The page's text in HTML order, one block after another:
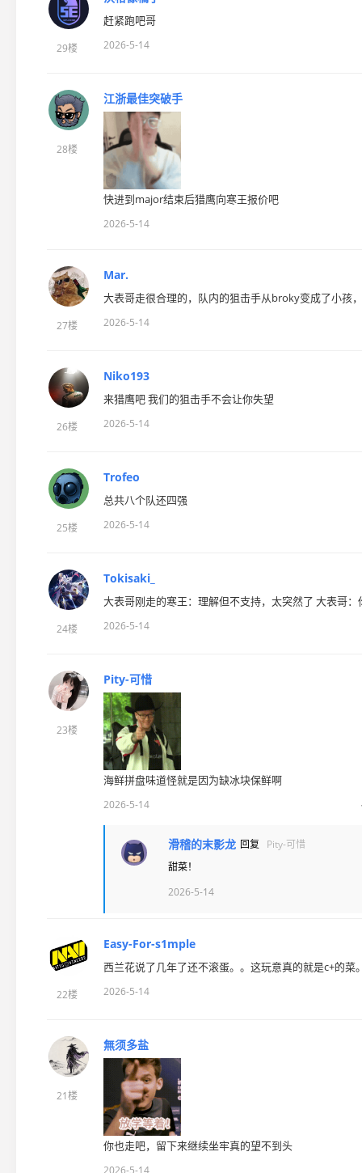
29楼
赶紧跑吧哥
2026-5-14
28楼
江浙最佳突破手
快进到major结束后猎鹰向寒王报价吧
2026-5-14
27楼
Mar.
大表哥走很合理的，队内的狙击手从broky变成了小孩
2026-5-14
26楼
Niko193
来猎鹰吧 我们的狙击手不会让你失望
2026-5-14
25楼
Trofeo
总共八个队还四强
2026-5-14
24楼
Tokisaki_
大表哥刚走的寒王：理解但不支持，太突然了 大表哥
2026-5-14
23楼
Pity-可惜
海鲜拼盘味道怪就是因为缺冰块保鲜啊
2026-5-14
滑稽的末影龙 回复
Pity-可惜
甜菜！
2026-5-14
22楼
Easy-For-s1mple
西兰花说了几年了还不滚蛋。。这玩意真的就是c+的菜
2026-5-14
21楼
無须多盐
你也走吧，留下来继续坐牢真的望不到头
2026-5-14